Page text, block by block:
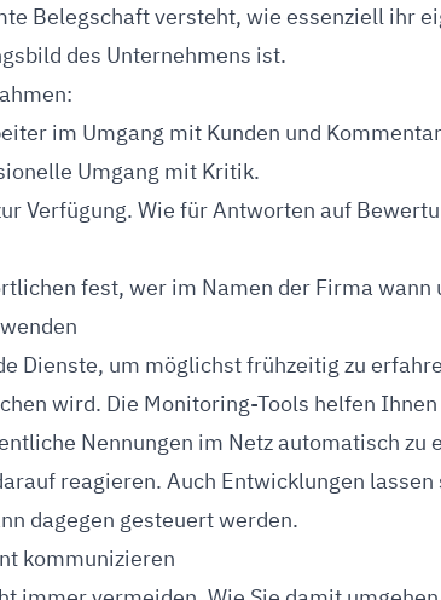
Belegschaft versteht, wie essenziell ihr
des Unternehmens ist.
im Umgang mit Kunden und
Umgang mit Kritik.
Verfügung. Wie für Antworten auf
fest, wer im Namen der Firma wann
Dienste, um möglichst frühzeitig zu
wird. Die Monitoring-Tools helfen
Nennungen im Netz automatisch zu
reagieren. Auch Entwicklungen
dagegen gesteuert werden.
kommunizieren